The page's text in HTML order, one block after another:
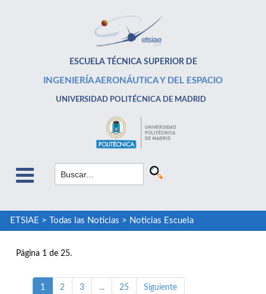
ESCUELA TÉCNICA SUPERIOR DE
INGENIERÍA AERONÁUTICA Y DEL ESPACIO
UNIVERSIDAD POLITÉCNICA DE MADRID
ETSIAE > Todas las Noticias > Noticias Escuela
Página 1 de 25.
1 2 3 ... 25 Siguiente